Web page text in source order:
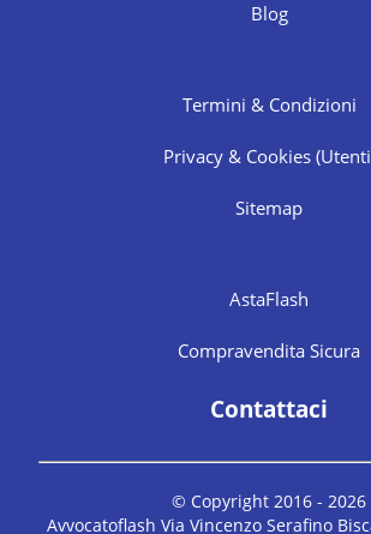
Blog
Termini & Condizioni
Privacy & Cookies
Sitemap
AstaFlash
Compravendita Sicura
Contattaci
© Copyright 2016 - 2026
Avvocatoflash Via Vincenzo Serafino